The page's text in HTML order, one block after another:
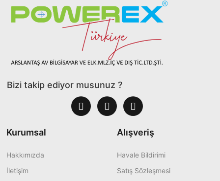
Bizi takip ediyor musunuz ?
Kurumsal
Hakkımızda
İletişim
Alışveriş
Havale Bildirimi
Satış Sözleşmesi